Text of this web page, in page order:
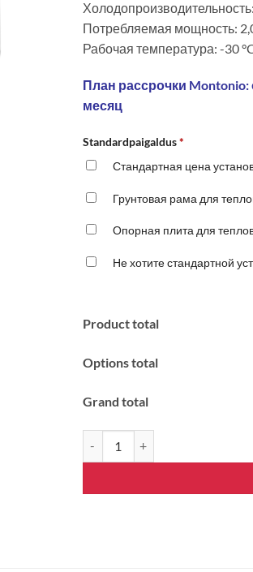
Потребляемая мощность:
Рабочая температура: -30
План рассрочки
месяц
Standardpaigaldus *
Стандартная цена
Грунтовая рама для
Опорная плита для
Не хотите стандартной
Product total
Options total
Grand total